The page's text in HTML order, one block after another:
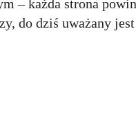
– każda strona
do dziś uważany